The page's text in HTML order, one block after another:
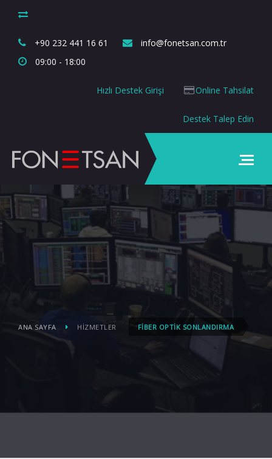
+90 232 441 16 61
info@fonetsan.com.tr
09:00 - 18:00
Online Tahsilat
Hızlı Destek Girişi
Destek Talep Edin
ANA SAYFA HIZMETLER FIBER OPTIK SONLANDIRMA